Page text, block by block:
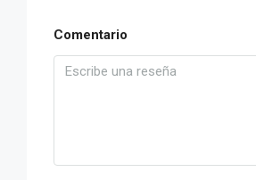
Comentario